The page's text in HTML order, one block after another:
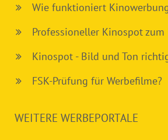
Wie funktioniert
Professioneller Kinospot zum
Kinospot - Bild und Ton
FSK-Prüfung für Werbefilme?
WEITERE WERBEPORTALE